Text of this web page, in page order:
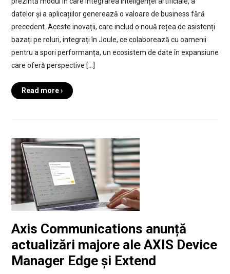
datelor și a aplicațiilor generează o valoare de business fără
precedent. Aceste inovații, care includ o nouă rețea de asistenți
bazați pe roluri, integrați în Joule, ce colaborează cu oamenii
pentru a spori performanța, un ecosistem de date în expansiune
care oferă perspective […]
Read more ›
Axis Communications anunță
actualizări majore ale AXIS Device
Manager Edge și Extend